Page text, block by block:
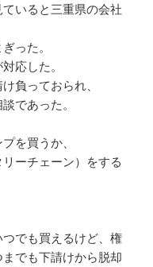
いると三重県の会社
った。
応した。
負っておられ、
であった。
を買うか、
ーチェーン）をする
でも買えるけど、権
でも下請けから脱却